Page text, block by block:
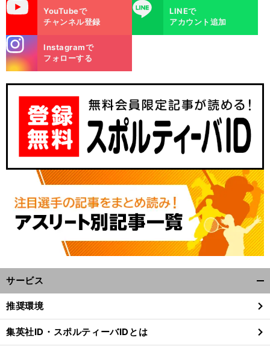
YouTubeで
チャンネル登録
LINE
LINEで
アカウント追加
m
Instagramで
フォローする
サービス
閉
る
推奨環境
集英社ID・スポルティーバIDとは